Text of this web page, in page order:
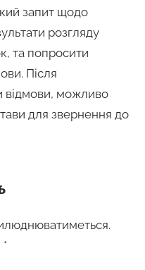
запит щодо
розгляду
та попросити
Після
відмови, можливо
для звернення до
*